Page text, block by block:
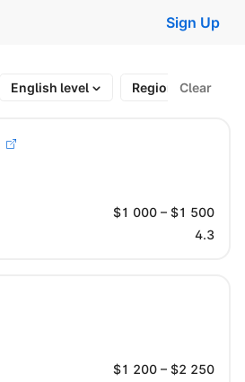
Sign Up
English level Region Clear
$1 000 – $1 500
4.3
$1 200 – $2 250